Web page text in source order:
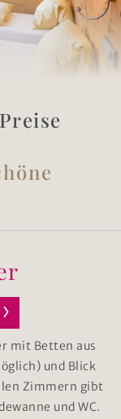
mit Betten aus
und Blick
Zimmern gibt
und WC.